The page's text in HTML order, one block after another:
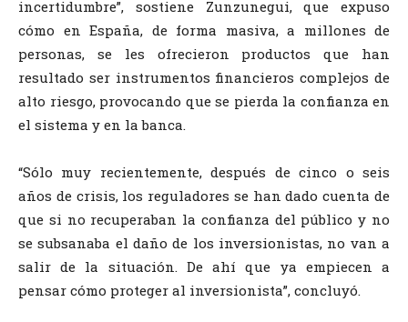
incertidumbre”, sostiene Zunzunegui, que expuso
cómo en España, de forma masiva, a millones de
personas, se les ofrecieron productos que han
resultado ser instrumentos financieros complejos de
alto riesgo, provocando que se pierda la confianza en
el sistema y en la banca.
“Sólo muy recientemente, después de cinco o seis
años de crisis, los reguladores se han dado cuenta de
que si no recuperaban la confianza del público y no
se subsanaba el daño de los inversionistas, no van a
salir de la situación. De ahí que ya empiecen a
pensar cómo proteger al inversionista”, concluyó.